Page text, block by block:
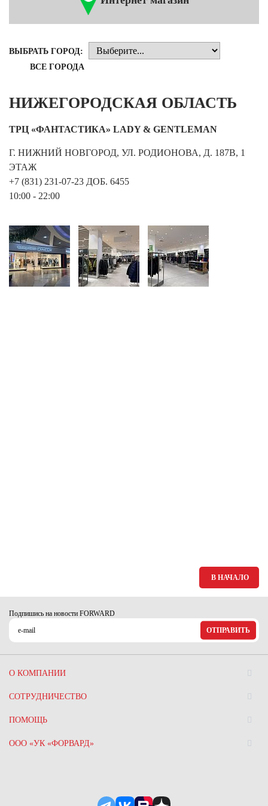
Новосибирская область (3)
Республика Башкортостан (3)
Республика Крым (1)
Санкт-Петербург и ЛО (3)
Свердловская область (5)
Северная Осетия (2)
Смоленская область (1)
Тульская область (1)
Тюменская область (3)
Хакасия (1)
Ханты-Мансийский автономный округ (3)
ВЫБРАТЬ ГОРОД:
ВСЕ ГОРОДА
НИЖЕГОРОДСКАЯ ОБЛАСТЬ
ТРЦ «ФАНТАСТИКА» LADY & GENTLEMAN
Г. НИЖНИЙ НОВГОРОД, УЛ. РОДИОНОВА, Д. 187В, 1
ЭТАЖ
+7 (831) 231-07-23 ДОБ. 6455
10:00 - 22:00
В НАЧАЛО
Подпишись на новости FORWARD
ОТПРАВИТЬ
О КОМПАНИИ
СОТРУДНИЧЕСТВО
ПОМОЩЬ
ООО «УК «ФОРВАРД»